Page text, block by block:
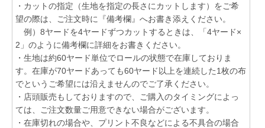
・カットの指定（生地を指定の長さにカットします）をご希
望の際は、ご注文時に『備考欄』へお書き添えください。
例）8ヤードを4ヤードずつカットするときは、「4ヤード×
2」のように備考欄に詳細をお書きください。
・生地は約60ヤード単位でロールの状態で在庫しておりま
す。在庫が70ヤードあっても60ヤード以上を連続した1枚の布
でというご希望には沿えませんのでご了承ください。
・店頭販売もしておりますので、ご購入のタイミングによっ
ては、ご注文数量ご用意できない場合がございます。
・在庫切れの場合や、プリント不良などによる不具合の場合